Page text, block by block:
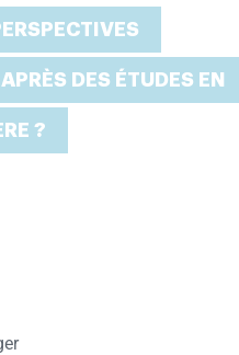
DES ÉTUDES EN
?